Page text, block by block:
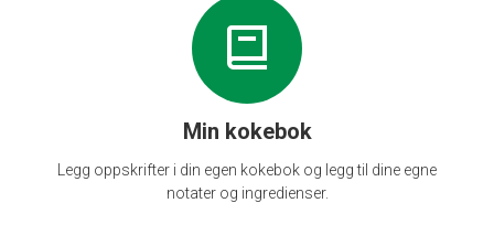
Min kokebok
Legg oppskrifter i din egen kokebok og legg til dine egne
notater og ingredienser.